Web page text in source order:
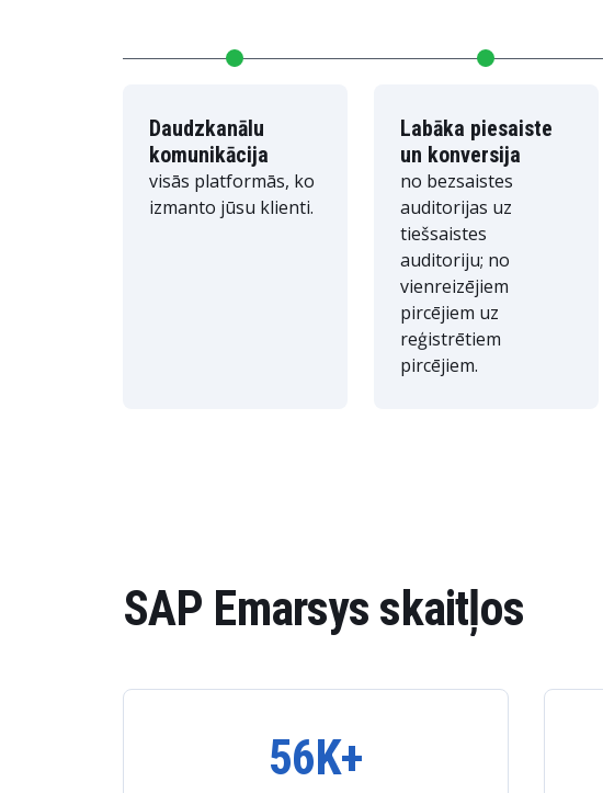
Daudzkanālu
komunikācija
visās platformās, ko
izmanto jūsu klienti.
Labāka piesaiste
un konversija
no bezsaistes
auditorijas uz
tiešsaistes
auditoriju; no
vienreizējiem
pircējiem uz
reģistrētiem
pircējiem.
SAP Emarsys skaitļos
56K+